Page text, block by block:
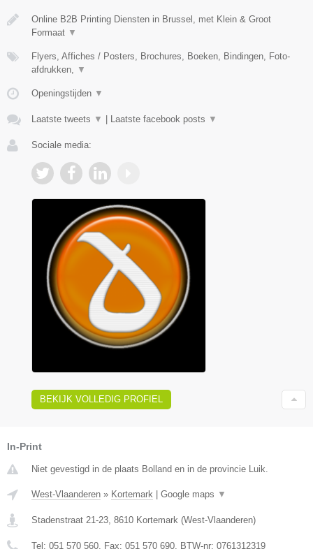
Online B2B Printing Diensten in Brussel, met Klein & Groot
Formaat ▼
Flyers, Affiches / Posters, Brochures, Boeken, Bindingen, Foto-
afdrukken,
▼
Openingstijden ▼
Laatste tweets ▼ | Laatste facebook posts ▼
Sociale media:
BEKIJK VOLLEDIG PROFIEL
In-Print
Niet gevestigd in de plaats Bolland en in de provincie Luik.
West-Vlaanderen » Kortemark | Google maps ▼
Stadenstraat 21-23 8610 Kortemark (West-Vlaanderen)
Tel: 051 570 560 , Fax: 051 570 690 , BTW-nr: 0761312319